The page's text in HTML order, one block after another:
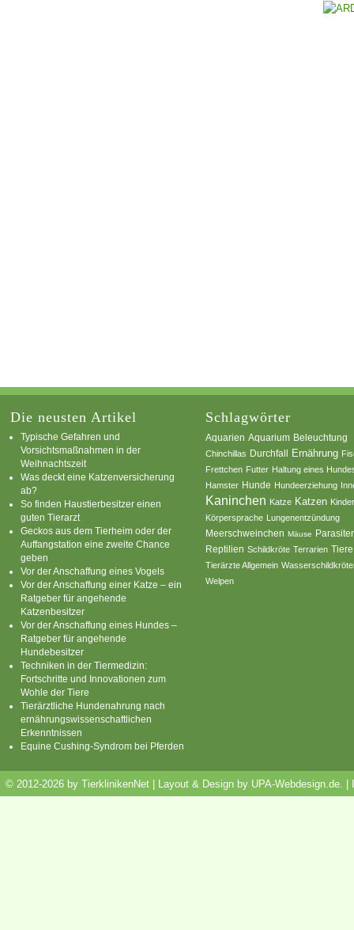
Die neusten Artikel
Typische Gefahren und
Vorsichtsmaßnahmen in der
Weihnachtszeit
Was deckt eine Katzenversicherung
ab?
So finden Haustierbesitzer einen
guten Tierarzt
Geckos aus dem Tierheim oder der
Auffangstation eine zweite Chance
geben
Vor der Anschaffung eines Vogels
Vor der Anschaffung einer Katze – ein
Ratgeber für angehende
Katzenbesitzer
Vor der Anschaffung eines Hundes –
Ratgeber für angehende
Hundebesitzer
Techniken in der Tiermedizin:
Fortschritte und Innovationen zum
Wohle der Tiere
Tierärztliche Hundenahrung nach
ernährungswissenschaftlichen
Erkenntnissen
Equine Cushing-Syndrom bei Pferden
Schlagwörter
Aquarien Aquarium Beleuchtung
Chinchillas Durchfall Ernährung
Frettchen Futter Haltung eines
Hamster Hunde Hundeerziehung
Kaninchen Katze Katzen
Körpersprache Lungenentzündung
Meerschweinchen Mäuse
Reptilien Schildkröte Terrarien Tiere
Tierärzte Allgemein
Welpen
© 2012-2026 by TierklinikenNet | Layout & Design by UPA-Webdesign.de.